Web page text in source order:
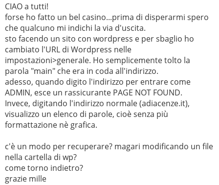
CIAO a tutti!
forse ho fatto un bel casino...prima di disperarmi spero
che qualcuno mi indichi la via d'uscita.
sto facendo un sito con wordpress e per sbaglio ho
cambiato l'URL di Wordpress nelle
impostazioni>generale. Ho semplicemente tolto la
parola "main" che era in coda all'indirizzo.
adesso, quando digito l'indirizzo per entrare come
ADMIN, esce un rassicurante PAGE NOT FOUND.
Invece, digitando l'indirizzo normale (adiacenze.it),
visualizzo un elenco di parole, cioè senza più
formattazione nè grafica.
c'è un modo per recuperare? magari modificando un file
nella cartella di wp?
come torno indietro?
grazie mille